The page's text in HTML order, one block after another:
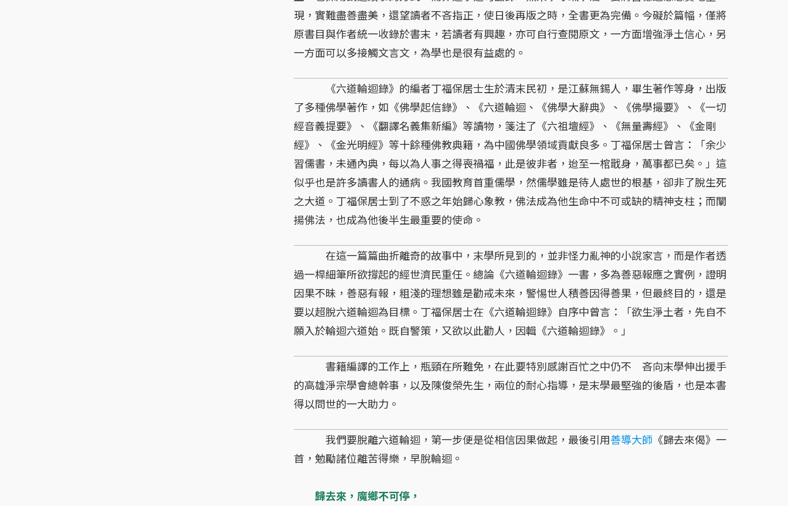
現，實難盡善盡美，還望讀者不吝指正，使日後再版之時，全書更為完備。今礙於篇幅，僅將
原書目與作者統一收錄於書末，若讀者有興趣，亦可自行查閱原文，一方面增強淨土信心，另
一方面可以多接觸文言文，為學也是很有益處的。
《六道輪迴錄》的編者丁福保居士生於清末民初，是江蘇無錫人，畢生著作等身，出版
了多種佛學著作，如《佛學起信錄》、《六道輪迴、《佛學大辭典》、《佛學撮要》、《一切
經音義提要》、《翻譯名義集新編》等讀物，箋注了《六祖壇經》、《無量壽經》、《金剛
經》、《金光明經》等十餘種佛教典籍，為中國佛學領域貢獻良多。丁福保居士曾言：「余少
習儒書，未通內典，每以為人事之得喪禍福，此是彼非者，迨至一棺戢身，萬事都已矣。」這
似乎也是許多讀書人的通病。我國教育首重儒學，然儒學雖是待人處世的根基，卻非了脫生死
之大道。丁福保居士到了不惑之年始歸心象教，佛法成為他生命中不可或缺的精神支柱；而闡
揚佛法，也成為他後半生最重要的使命。
在這一篇篇曲折離奇的故事中，末學所見到的，並非怪力亂神的小說家言，而是作者透
過一桿細筆所欲撐起的經世濟民重任。總論《六道輪迴錄》一書，多為善惡報應之實例，證明
因果不昧，善惡有報，粗淺的理想雖是勸戒未來，警惕世人積善因得善果，但最終目的，還是
要以超脫六道輪迴為目標。丁福保居士在《六道輪迴錄》自序中曾言：「欲生淨土者，先自不
願入於輪迴六道始。既自警策，又欲以此勸人，因輯《六道輪迴錄》。」
書籍編譯的工作上，瓶頸在所難免，在此要特別感謝百忙之中仍不 吝向末學伸出援手
的高雄淨宗學會總幹事，以及陳俊榮先生，兩位的耐心指導，是末學最堅強的後盾，也是本書
得以問世的一大助力。
我們要脫離六道輪迴，第一步便是從相信因果做起，最後引用善導大師 《歸去來偈》一
首，勉勵諸位離苦得樂，早脫輪迴。
歸去來，魔鄉不可停，